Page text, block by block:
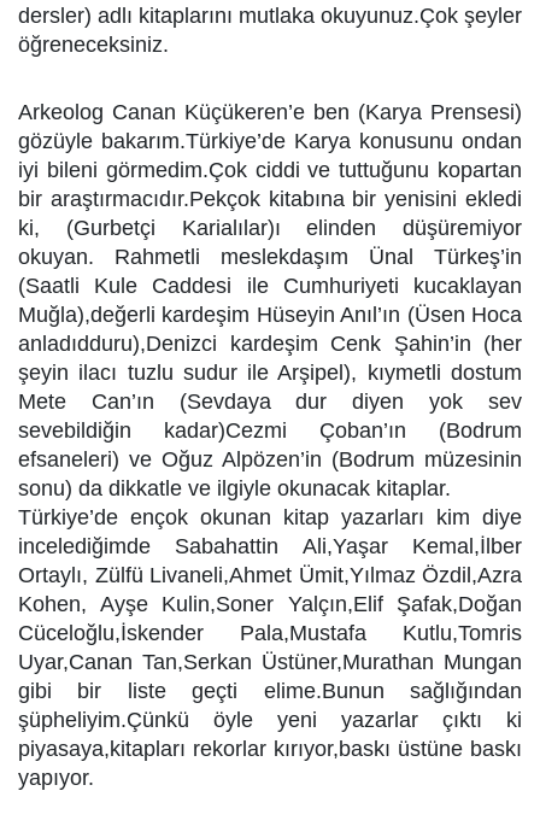
dersler) adlı kitaplarını mutlaka okuyunuz.Çok şeyler
öğreneceksiniz.
Arkeolog Canan Küçükeren’e ben (Karya Prensesi)
gözüyle bakarım.Türkiye’de Karya konusunu ondan
iyi bileni görmedim.Çok ciddi ve tuttuğunu kopartan
bir araştırmacıdır.Pekçok kitabına bir yenisini ekledi
ki, (Gurbetçi Karialılar)ı elinden düşüremiyor
okuyan. Rahmetli meslekdaşım Ünal Türkeş’in
(Saatli Kule Caddesi ile Cumhuriyeti kucaklayan
Muğla),değerli kardeşim Hüseyin Anıl’ın (Üsen Hoca
anladıdduru),Denizci kardeşim Cenk Şahin’in (her
şeyin ilacı tuzlu sudur ile Arşipel), kıymetli dostum
Mete Can’ın (Sevdaya dur diyen yok sev
sevebildiğin kadar)Cezmi Çoban’ın (Bodrum
efsaneleri) ve Oğuz Alpözen’in (Bodrum müzesinin
sonu) da dikkatle ve ilgiyle okunacak kitaplar.
Türkiye’de ençok okunan kitap yazarları kim diye
incelediğimde Sabahattin Ali,Yaşar Kemal,İlber
Ortaylı, Zülfü Livaneli,Ahmet Ümit,Yılmaz Özdil,Azra
Kohen, Ayşe Kulin,Soner Yalçın,Elif Şafak,Doğan
Cüceloğlu,İskender Pala,Mustafa Kutlu,Tomris
Uyar,Canan Tan,Serkan Üstüner,Murathan Mungan
gibi bir liste geçti elime.Bunun sağlığından
şüpheliyim.Çünkü öyle yeni yazarlar çıktı ki
piyasaya,kitapları rekorlar kırıyor,baskı üstüne baskı
yapıyor.